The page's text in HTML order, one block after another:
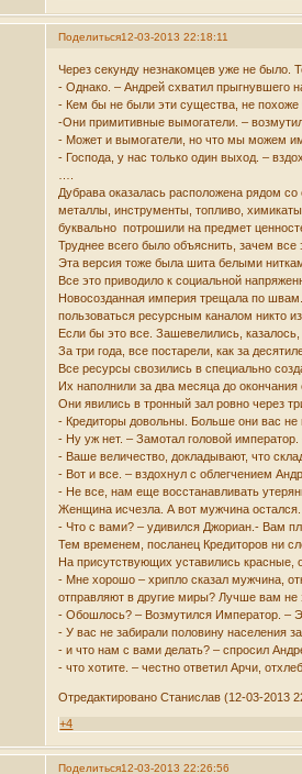
Поделиться12-03-2013 22:18:11
Через секунду незнакомцев уже не было.
- Однако. – Андрей схватил прыгнувшего
- Кем бы не были эти существа, не похоже
-Они примитивные вымогатели. –
- Может и вымогатели, но что мы можем
- Господа, у нас только один выход. –
Дубрава оказалась расположена рядом
металлы, инструменты, топливо,
буквально потрошили на предмет
Труднее всего было объяснить, зачем
Эта версия тоже была шита белыми
Все это приводило к социальной
Новосозданная империя трещала по
пользоваться ресурсным каналом никто
Если бы это все. Зашевелились,
За три года, все постарели, как за
Все ресурсы свозились в специально
Их наполнили за два месяца до окончания
Они явились в тронный зал ровно через
- Кредиторы довольны. Больше они вас не
- Ну уж нет. – Замотал головой
- Ваше величество, докладывают, что
- Вот и все. – вздохнул с облегчением
- Не все, нам еще восстанавливать
Женщина исчезла. А вот мужчина остался.
- Что с вами? – удивился Джориан.- Вам
Тем временем, посланец Кредиторов ни
На присутствующих уставились красные,
- Мне хорошо – хрипло сказал мужчина,
отправляют в другие миры? Лучше вам не
- Обошлось? – Возмутился Император. –
- У вас не забирали половину населения
- и что нам с вами делать? – спросил
- что хотите. – честно ответил Арчи,
Отредактировано Станислав (12-03-2013
+4
Поделиться12-03-2013 22:26:56